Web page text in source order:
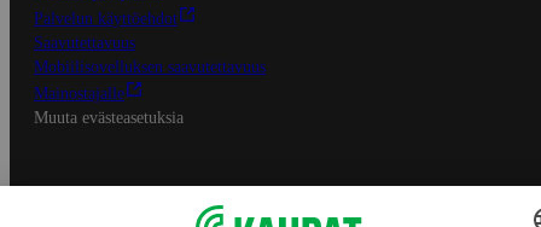
Palvelun käyttöehdot
Saavutettavuus
Mobiilisovelluksen saavutettavuus
Mainostajalle
Muuta evästeasetuksia
S-ryhmän palvelut